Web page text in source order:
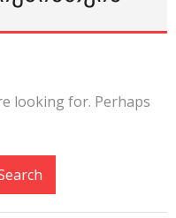
looking for. Perhaps